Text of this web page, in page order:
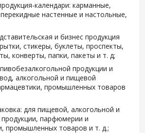
календари: карманные,
настенные и настольные,
и бизнес продукция
стикеры, буклеты, проспекты,
конверты, папки, пакеты и т. д;
продукции и
алкогольной и пищевой
промышленных товаров
для пищевой, алкогольной и
продукции, парфюмерии и
промышленных товаров и т. д.;